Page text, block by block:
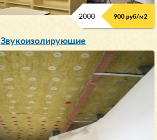
2000 900 руб/м2
Звукоизолирующие